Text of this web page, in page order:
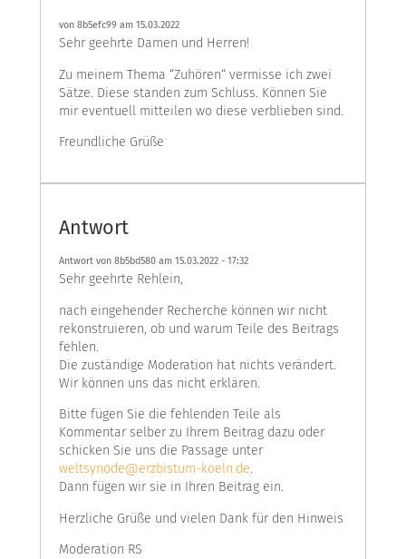
von 8b5efc99 am 15.03.2022
Sehr geehrte Damen und Herren!
Zu meinem Thema “Zuhören“ vermisse ich zwei
Sätze. Diese standen zum Schluss. Können Sie
mir eventuell mitteilen wo diese verblieben sind.
Freundliche Grüße
Antwort
Antwort von 8b5bd580 am 15.03.2022 - 17:32
Sehr geehrte Rehlein,
nach eingehender Recherche können wir nicht
rekonstruieren, ob und warum Teile des Beitrags
fehlen.
Die zuständige Moderation hat nichts verändert.
Wir können uns das nicht erklären.
Bitte fügen Sie die fehlenden Teile als
Kommentar selber zu Ihrem Beitrag dazu oder
schicken Sie uns die Passage unter
weltsynode@erzbistum-koeln.de.
Dann fügen wir sie in Ihren Beitrag ein.
Herzliche Grüße und vielen Dank für den Hinweis
Moderation RS